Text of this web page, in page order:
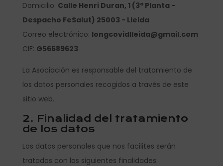
Domicilio: Calle Henri Duran, 1 (3ª Planta -
Despacho FeSalut) 25003 - Lleida
Correo electrónico: longcovidlleida@gmail.com
CIF: G56689623
La Asociación es responsable del tratamiento de
los datos personales recogidos a través de este
sitio web.
2. Finalidad del tratamiento
de los datos
Los datos personales que nos facilites serán
tratados con las siguientes finalidades: